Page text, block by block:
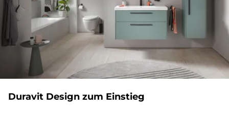
Du­ra­vit De­sign zum Ein­stieg